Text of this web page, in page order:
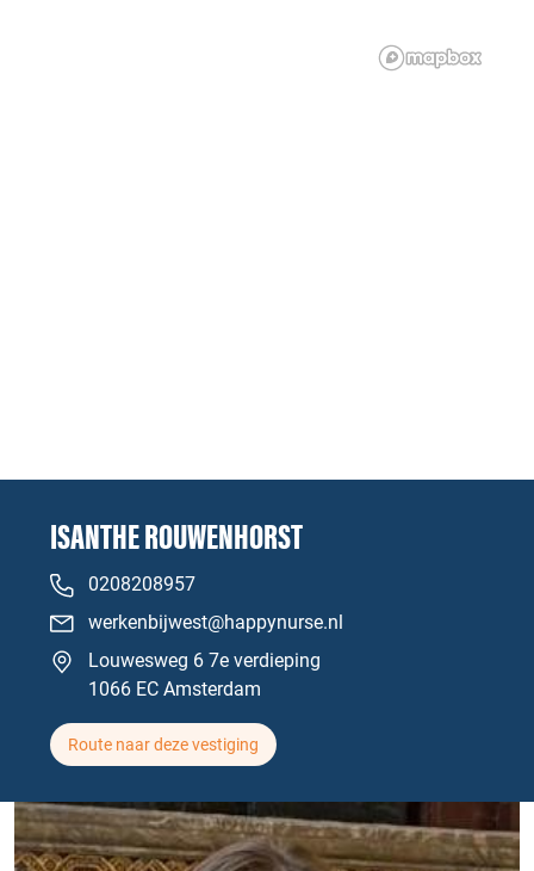
ISANTHE ROUWENHORST
0208208957
werkenbijwest@happynurse.nl
Louwesweg 6 7e verdieping
1066 EC Amsterdam
Route naar deze vestiging